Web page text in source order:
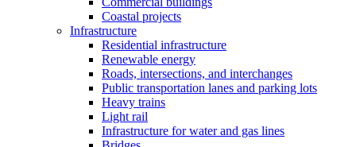
Coastal projects
Infrastructure
Residential infrastructure
Renewable energy
Roads, intersections, and interchanges
Public transportation lanes and parking lots
Heavy trains
Light rail
Infrastructure for water and gas lines